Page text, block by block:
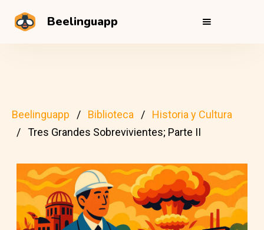
Beelinguapp
Beelinguapp Biblioteca
Historia y Cultura
Tres Grandes Sobrevivientes; Parte II